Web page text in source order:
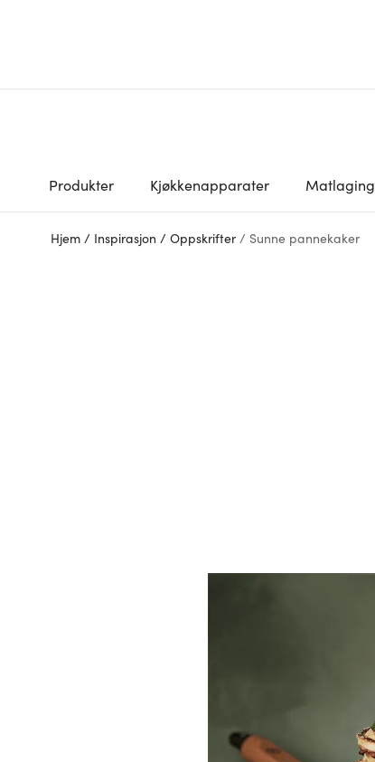
Produkter Kjøkkenapparater Matlaging
Hjem / Inspirasjon / Oppskrifter / Sunne pannekaker